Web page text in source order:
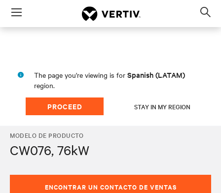
Menu
The page you're viewing is for Spanish (LATAM)
region.
PROCEED STAY IN MY REGION
MODELO DE PRODUCTO
CW076, 76kW
ENCONTRAR UN CONTACTO DE VENTAS